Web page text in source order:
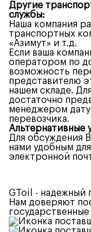
Другие
службы:
Наша компания
транспортных
«Азимут» и т.д.
Если ваша
оператором по
возможность
представителю
нашем складе.
достаточно
менеджером
перевозчика.
Альтернативные
Для обсуждения
нами удобным
электронной
GToil - надежный
Нам доверяют